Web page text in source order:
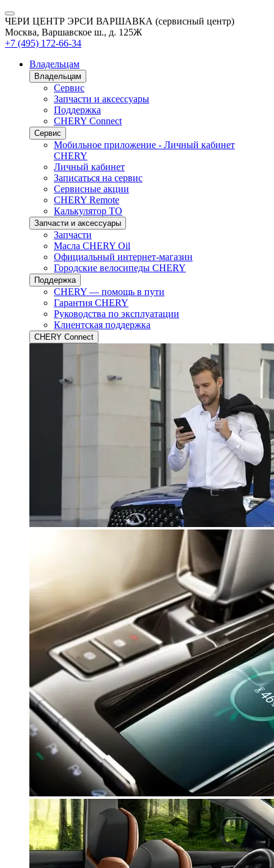
ЧЕРИ ЦЕНТР ЭРСИ ВАРШАВКА (сервисный центр)
Москва, Варшавское ш., д. 125Ж
+7 (495) 172-66-34
Владельцам
Владельцам
Сервис
Запчасти и аксессуары
Поддержка
CHERY Connect
Сервис
Мобильное приложение - Личный кабинет
CHERY
Личный кабинет
Записаться на сервис
Сервисные акции
CHERY Remote
Калькулятор ТО
Запчасти и аксессуары
Запчасти
Масла CHERY Oil
Официальный интернет-магазин
Городские велосипеды CHERY
Поддержка
CHERY — помощь в пути
Гарантия CHERY
Руководства по эксплуатации
Клиентская поддержка
CHERY Connect